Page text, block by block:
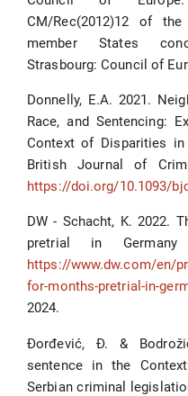
CM/Rec(2012)12 of
member States
Strasbourg: Council of
Donnelly, E.A. 2021.
Race, and Sentencing:
Context of Disparities in
British Journal of
https://doi.org/10.1093/
DW - Schacht, K. 2022.
pretrial in
https://www.dw.com/en/
for-months-pretrial-in-
2024.
Đorđević, Đ. &
sentence in the
Serbian criminal